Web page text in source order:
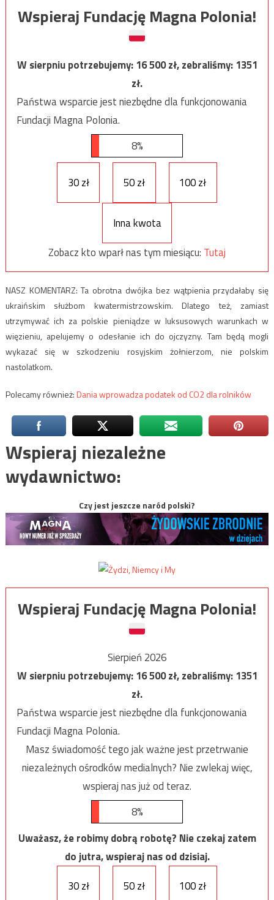
Wspieraj Fundację Magna Polonia!
W sierpniu potrzebujemy:16 500zł, zebraliśmy:1351
zł.
Państwa wsparcie jest niezbędne dla funkcjonowania
Fundacji Magna Polonia.
8%
30 zł 50 zł 100 zł
Inna kwota
Zobacz kto wparł nas tym miesiącu: Tutaj
NASZ KOMENTARZ: Ta obrotna dwójka bez wątpienia przydałaby się
ukraińskim służbom kwatermistrzowskim. Dlatego też, zamiast
utrzymywać ich za polskie pieniądze w luksusowych warunkach w
więzieniu, apelujemy o odesłanie ich do ojczyzny. Tam będą mogli
wykazać się w szkodzeniu rosyjskim żołnierzom, nie polskim
nastolatkom.
Polecamy również:Dania wprowadza podatek od CO2 dla rolników
Wspieraj niezależne
wydawnictwo:
Czy jest jeszcze naród polski?
Wspieraj Fundację Magna Polonia!
Sierpień 2026
W sierpniu potrzebujemy:16 500zł, zebraliśmy:1351
zł.
Państwa wsparcie jest niezbędne dla funkcjonowania
Fundacji Magna Polonia.
Masz świadomość tego jak ważne jest przetrwanie
niezależnych ośrodków medialnych? Nie zwlekaj więc,
wspieraj nas już od teraz.
8%
Uważasz, że robimy dobrą robotę? Nie czekaj zatem
do jutra, wspieraj nas od dzisiaj.
30 zł
50 zł 100 zł